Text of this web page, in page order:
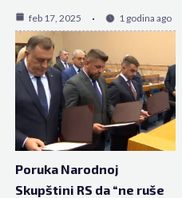
feb 17, 2025 1 godina ago
Poruka Narodnoj
Skupštini RS da “ne ruše